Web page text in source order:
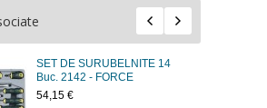
SET DE SURUBELNITE 14
Buc. 2142 - FORCE
54,15 €